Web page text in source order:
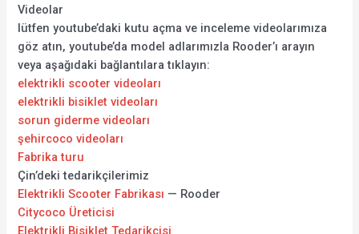
Videolar
lütfen youtube’daki kutu açma ve inceleme videolarımıza
göz atın, youtube’da model adlarımızla Rooder’ı arayın
veya aşağıdaki bağlantılara tıklayın:
elektrikli scooter videoları
elektrikli bisiklet videoları
sorun giderme videoları
şehircoco videoları
Fabrika turu
Çin’deki tedarikçilerimiz
Elektrikli Scooter Fabrikası — Rooder
Citycoco Üreticisi
Elektrikli Bisiklet Tedarikçisi